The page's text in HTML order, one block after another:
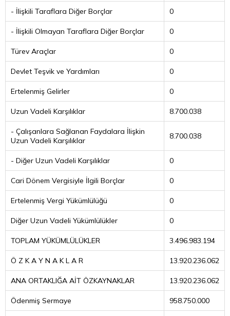
- İlişkili Taraflara Diğer Borçlar 0
- İlişkili Olmayan Taraflara Diğer Borçlar 0
Türev Araçlar 0
Devlet Teşvik ve Yardımları 0
Ertelenmiş Gelirler 0
Uzun Vadeli Karşılıklar 8.700.038
- Çalışanlara Sağlanan Faydalara İlişkin
Uzun Vadeli Karşılıklar
8.700.038
- Diğer Uzun Vadeli Karşılıklar 0
Cari Dönem Vergisiyle İlgili Borçlar 0
Ertelenmiş Vergi Yükümlülüğü 0
Diğer Uzun Vadeli Yükümlülükler 0
TOPLAM YÜKÜMLÜLÜKLER 3.496.983.194
Ö Z K A Y N A K L A R 13.920.236.062
ANA ORTAKLIĞA AİT ÖZKAYNAKLAR 13.920.236.062
Ödenmiş Sermaye 958.750.000